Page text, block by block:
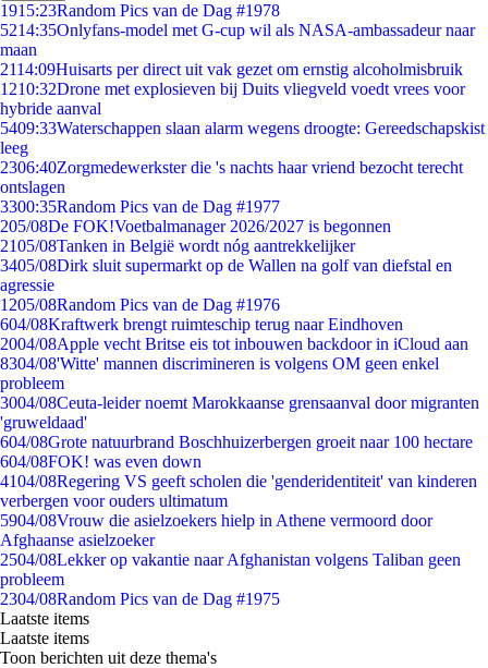
1915:23Random Pics van de Dag #1978
5214:35Onlyfans-model met G-cup wil als NASA-ambassadeur naar
maan
2114:09Huisarts per direct uit vak gezet om ernstig alcoholmisbruik
1210:32Drone met explosieven bij Duits vliegveld voedt vrees voor
hybride aanval
5409:33Waterschappen slaan alarm wegens droogte: Gereedschapskist
leeg
2306:40Zorgmedewerkster die 's nachts haar vriend bezocht terecht
ontslagen
3300:35Random Pics van de Dag #1977
205/08De FOK!Voetbalmanager 2026/2027 is begonnen
2105/08Tanken in België wordt nóg aantrekkelijker
3405/08Dirk sluit supermarkt op de Wallen na golf van diefstal en
agressie
1205/08Random Pics van de Dag #1976
604/08Kraftwerk brengt ruimteschip terug naar Eindhoven
2004/08Apple vecht Britse eis tot inbouwen backdoor in iCloud aan
8304/08'Witte' mannen discrimineren is volgens OM geen enkel
probleem
3004/08Ceuta-leider noemt Marokkaanse grensaanval door migranten
'gruweldaad'
604/08Grote natuurbrand Boschhuizerbergen groeit naar 100 hectare
604/08FOK! was even down
4104/08Regering VS geeft scholen die 'genderidentiteit' van kinderen
verbergen voor ouders ultimatum
5904/08Vrouw die asielzoekers hielp in Athene vermoord door
Afghaanse asielzoeker
2504/08Lekker op vakantie naar Afghanistan volgens Taliban geen
probleem
2304/08Random Pics van de Dag #1975
Laatste items
Laatste items
Toon berichten uit deze thema's